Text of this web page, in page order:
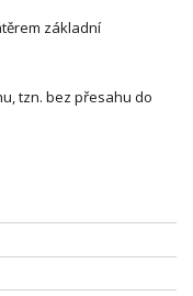
základní
tzn. bez přesahu do